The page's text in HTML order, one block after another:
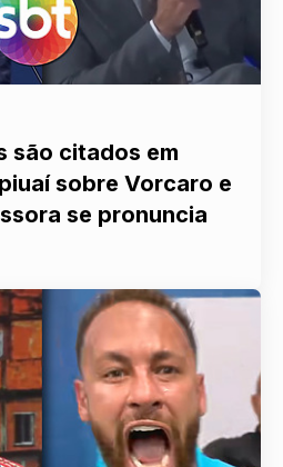
são citados em
sobre Vorcaro e
se pronuncia